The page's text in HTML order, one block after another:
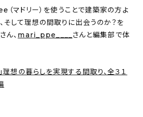
マドリー）を使うことで建築家の方よ
そして理想の間取りに出会うのか？を
さん、 mari_ppe____ さんと編集部で体
理想の暮らしを実現する間取り、全３１